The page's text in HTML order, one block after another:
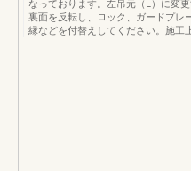
なっております。左吊元（L）に変
裏面を反転し、ロック、ガードプレ
縁などを付替えしてください。施工